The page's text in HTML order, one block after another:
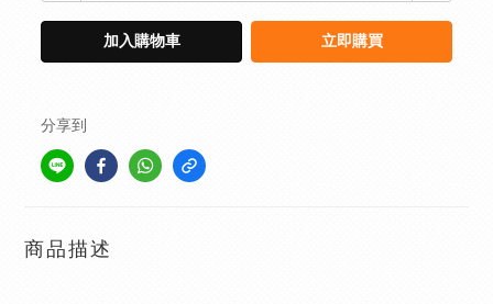
加入購物車 立即購買
分享到
商品描述